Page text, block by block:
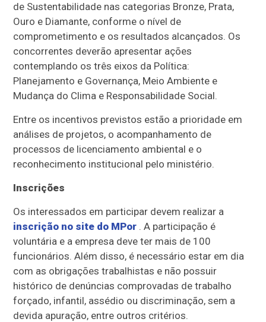
de Sustentabilidade nas categorias Bronze, Prata,
Ouro e Diamante, conforme o nível de
comprometimento e os resultados alcançados. Os
concorrentes deverão apresentar ações
contemplando os três eixos da Política:
Planejamento e Governança, Meio Ambiente e
Mudança do Clima e Responsabilidade Social.
Entre os incentivos previstos estão a prioridade em
análises de projetos, o acompanhamento de
processos de licenciamento ambiental e o
reconhecimento institucional pelo ministério.
Inscrições
Os interessados em participar devem realizar a
inscrição no site do MPor . A participação é
voluntária e a empresa deve ter mais de 100
funcionários. Além disso, é necessário estar em dia
com as obrigações trabalhistas e não possuir
histórico de denúncias comprovadas de trabalho
forçado, infantil, assédio ou discriminação, sem a
devida apuração, entre outros critérios.